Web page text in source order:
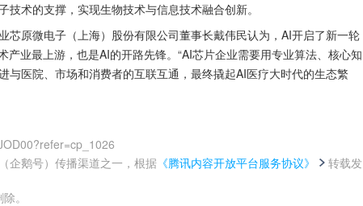
术的支撑，实现生物技术与信息技术融合创新。
芯原微电子（上海）股份有限公司董事长戴伟民认为，AI开启了新一轮
业最上游，也是AI的开路先锋。“AI芯片企业需要用专业算法、核心知
与医院、市场和消费者的互联互通，最终撬起AI医疗大时代的生态繁
企鹅号）传播渠道之一，根据 《腾讯内容开放平台服务协议》
转载发
。